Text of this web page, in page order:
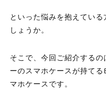
といった悩みを抱えてい
しょうか。
そこで、今回ご紹介する
ーのスマホケースが持てる
マホケースです。